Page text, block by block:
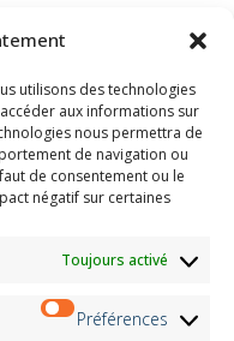
utilisons des technologies
aux informations sur
nous permettra de
de navigation ou
de consentement ou le
négatif sur certaines
Toujours activé
Préférences